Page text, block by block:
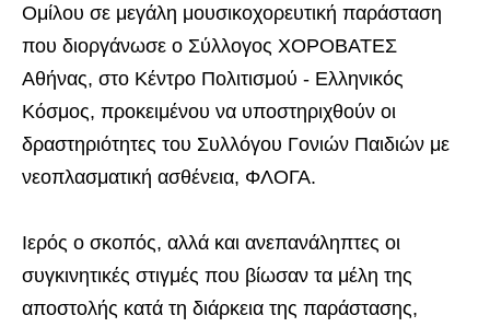
Ομίλου σε μεγάλη μουσικοχορευτική παράσταση
που διοργάνωσε ο Σύλλογος ΧΟΡΟΒΑΤΕΣ
Αθήνας, στο Κέντρο Πολιτισμού - Ελληνικός
Κόσμος, προκειμένου να υποστηριχθούν οι
δραστηριότητες του Συλλόγου Γονιών Παιδιών με
νεοπλασματική ασθένεια, ΦΛΟΓΑ.
Ιερός ο σκοπός, αλλά και ανεπανάληπτες οι
συγκινητικές στιγμές που βίωσαν τα μέλη της
αποστολής κατά τη διάρκεια της παράστασης,